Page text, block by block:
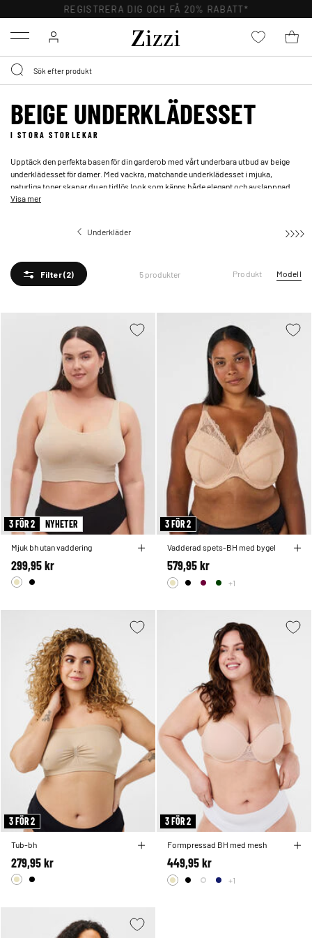
REGISTRERA DIG OCH FÅ 20% RABATT*
Menu
BEIGE UNDERKLÄDESSET
I STORA STORLEKAR
Upptäck den perfekta basen för din garderob med vårt underbara utbud av beige
underklädesset för damer. Med vackra, matchande underklädesset i mjuka,
naturliga toner skapar du en tidlös look som känns både elegant och avslappnad.
Kombinera ett matchande BH- och trosset i beige för en harmonisk helhet, eller
Visa mer
Underkläder Underklädesset
Filter(2) 5 produkter Produkt Modell
3 FÖR 2 NYHETER
Mjuk bh utan vaddering
299,95 kr
3 FÖR 2
Vadderad spets-BH med bygel
579,95 kr
+1
3 FÖR 2
Tub-bh
279,95 kr
3 FÖR 2
Formpressad BH med mesh
449,95 kr
+1